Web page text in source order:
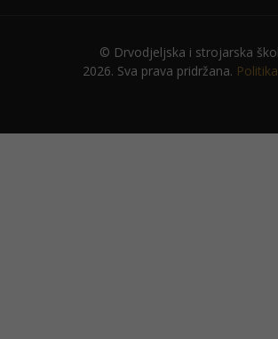
© Drvodjeljska i strojarska
2026. Sva prava pridržana.